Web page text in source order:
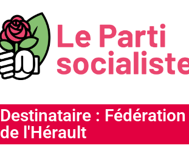
Destinataire : Fédération
de l'Hérault